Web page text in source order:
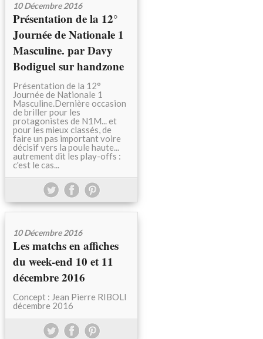
10 Décembre 2016
Présentation de la 12°
Journée de Nationale 1
Masculine. par Davy
Bodiguel sur handzone
Présentation de la 12°
Journée de Nationale 1
Masculine.Dernière occasion
de briller pour les
protagonistes de N1M... et
pour les mieux classés, de
faire un pas important voire
décisif vers la poule haute...
autrement dit les play-offs :
c'est le cas...
10 Décembre 2016
Les matchs en affiches
du week-end 10 et 11
décembre 2016
Concept : Jean Pierre RIBOLI
décembre 2016